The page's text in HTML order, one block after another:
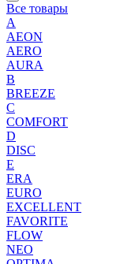
Все товары
A
AEON
AERO
AURA
B
BREEZE
C
COMFORT
D
DISC
E
ERA
EURO
EXCELLENT
FAVORITE
FLOW
NEO